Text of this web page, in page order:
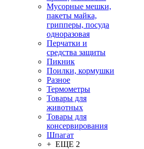
Мусорные мешки,
пакеты майка,
грипперы, посуда
одноразовая
Перчатки и
средства защиты
Пикник
Поилки, кормушки
Разное
Термометры
Товары для
животных
Товары для
консервирования
Шпагат
+ ЕЩЕ 2